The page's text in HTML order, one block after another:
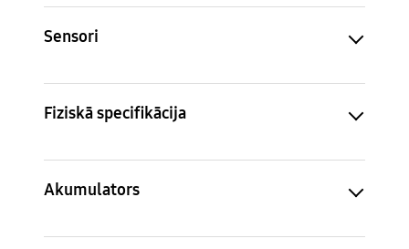
Sensori
Fiziskā specifikācija
Akumulators